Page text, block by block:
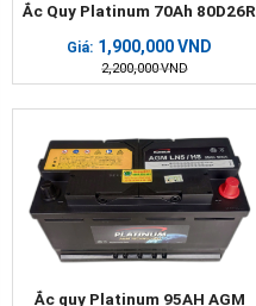
Ắc Quy Platinum 70Ah 80D26R
Giá: 1,900,000VND
2,200,000 VND
Ắc quy Platinum 95AH AGM